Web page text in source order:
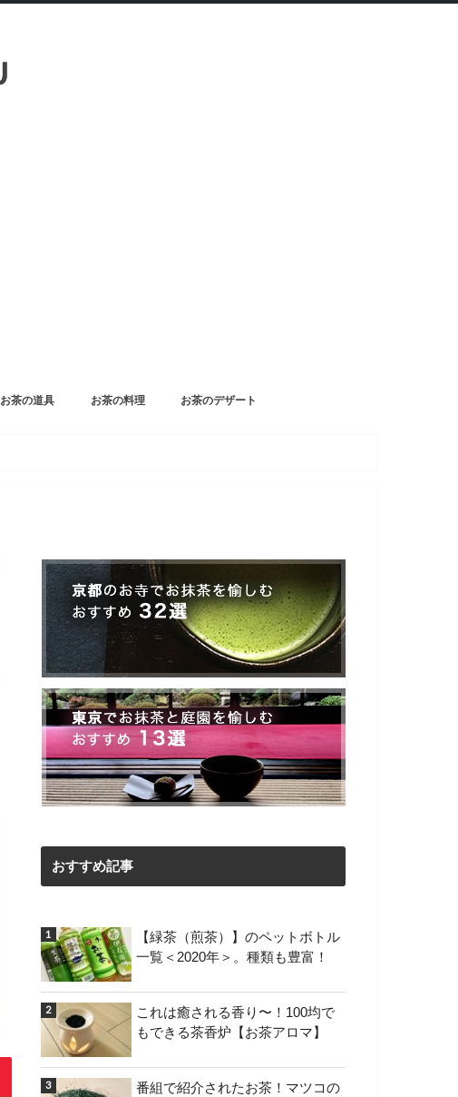
お茶の道具 お茶の料理 お茶のデザート
おすすめ記事
【緑茶（煎茶）】のペットボトル
一覧＜2020年＞。種類も豊富！
これは癒される香り〜！100均で
もできる茶香炉【お茶アロマ】
番組で紹介されたお茶！マツコの